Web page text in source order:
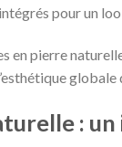
pour un
en pierre
globale
: